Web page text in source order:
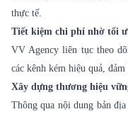
thực tế.
Tiết kiệm chi phí nhờ tối
VV Agency liên tục theo
các kênh kém hiệu quả,
Xây dựng thương hiệu
Thông qua nội dung bản